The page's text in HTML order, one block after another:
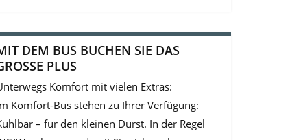
DEM BUS BUCHEN SIE DAS
PLUS
Komfort mit vielen Extras:
Komfort-Bus stehen zu Ihrer Verfügung:
– für den kleinen Durst. In der Regel